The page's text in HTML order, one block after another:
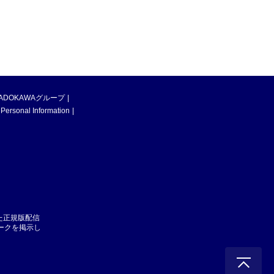
グループ
Information
正規版配信
クを掲示し